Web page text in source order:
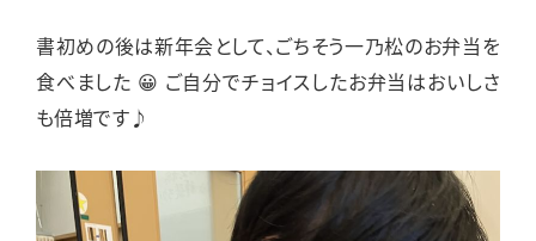
書初めの後は新年会として、ごちそう一乃松のお弁当を
食べました 😀 ご自分でチョイスしたお弁当はおいしさ
も倍増です♪